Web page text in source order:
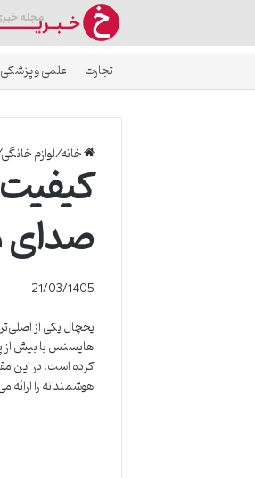
تجارت علمی و پزشکی
خانه/لوازم خانگی
صدای
21/03/1405
یخچال یکی از
هایسنس با بیش از
کرده است. در این
هوشمندانه را ارائه